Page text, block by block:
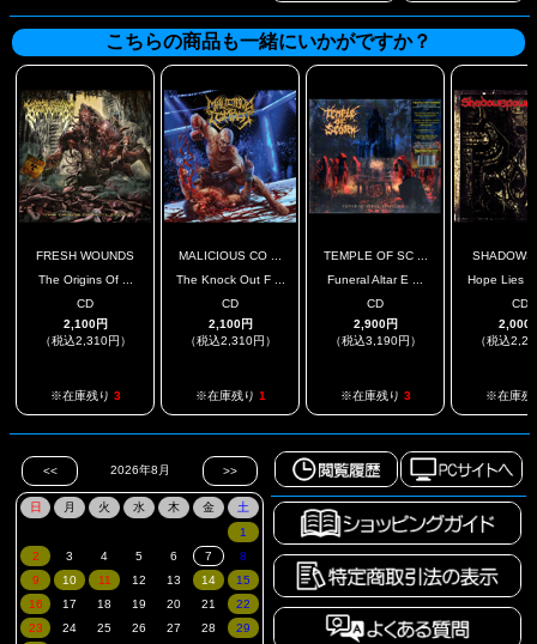
こちらの商品も一緒にいかがですか？
FRESH WOUNDS
The Origins Of ...
CD
2,100円
（税込2,310円）
※在庫残り 3
MALICIOUS CO ...
The Knock Out F ...
CD
2,100円
（税込2,310円）
※在庫残り 1
TEMPLE OF SC ...
Funeral Altar E ...
CD
2,900円
（税込3,190円）
※在庫残り 3
Hope Lies
CD
2,000
（税込
※在庫残